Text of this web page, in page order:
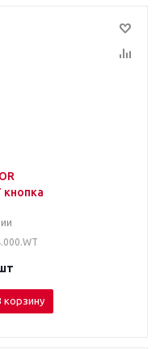
кнопка
корзину